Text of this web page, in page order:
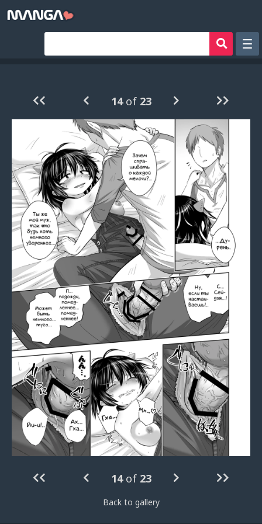
Аниме хентай
Сборники манги
Sign in
Register
14 of 23
14 of 23
Back to gallery